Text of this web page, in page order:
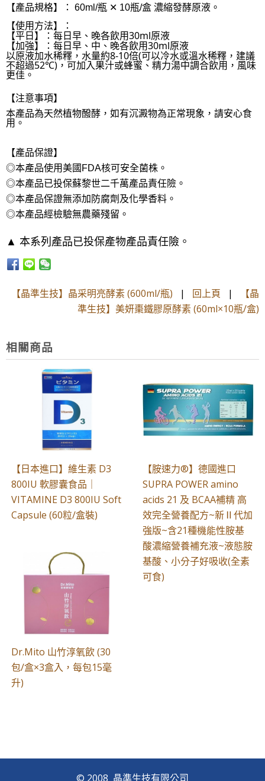
【產品規格】： 60ml/瓶 ✕ 10瓶/盒 濃縮發酵原液。
【使用方法】：
【平日】：每日早、晚各飲用30ml原液
【加強】：每日早、中、晚各飲用30ml原液
以原液加水稀釋，水量約8-10倍(可以冷水或溫水稀釋，建議
不超過52℃)，可加入果汁或蜂蜜、精力湯中調合飲用，風味
更佳。
【注意事項】
本產品為天然植物醱酵，如有沉澱物為正常現象，請安心食
用。
【產品保證】
◎本產品使用美國FDA核可安全菌株。
◎本產品已投保蘇黎世二千萬產品責任險。
◎本產品保證無添加防腐劑及化學香料。
◎本產品經檢驗無農藥殘留。
▲ 本系列產品已投保產物產品責任險。
【晶準生技】晶采明亮酵素 (600ml/瓶) | 回上頁 |
【晶
準生技】美妍棗鐵膠原酵素 (60ml×10瓶/盒)
相關商品
【日本進口】維生素 D3
800IU 軟膠囊食品｜
VITAMINE D3 800IU Soft
Capsule (60粒/盒裝)
【胺速力®】德國進口
SUPRA POWER amino
acids 21 及 BCAA補精 高
效完全營養配方~新Ⅱ代加
強版~含21種機能性胺基
酸濃縮營養補充液~液態胺
基酸、小分子好吸收(全素
可食)
Dr.Mito 山竹淳氧飲 (30
包/盒×3盒入，每包15毫
升)
© 2008 晶準生技有限公司